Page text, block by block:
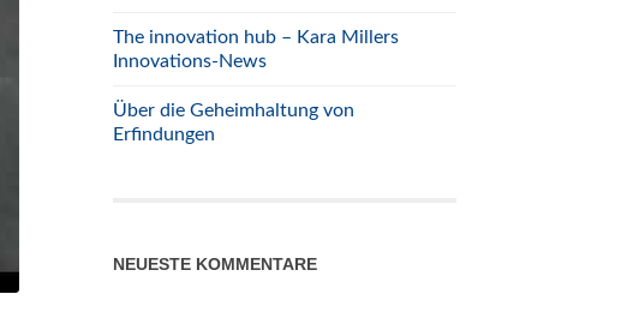
The innovation hub – Kara Millers
Innovations-News
Über die Geheimhaltung von
Erfindungen
NEUESTE KOMMENTARE